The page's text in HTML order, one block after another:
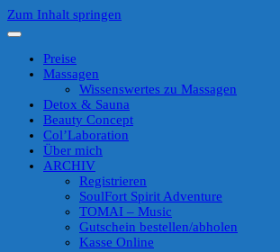
Zum Inhalt springen
Preise
Massagen
Wissenswertes zu Massagen
Detox & Sauna
Beauty Concept
Col’Laboration
Über mich
ARCHIV
Registrieren
SoulFort Spirit Adventure
TOMAI – Music
Gutschein bestellen/abholen
Kasse Online